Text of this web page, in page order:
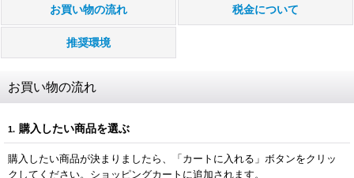
お買い物の流れ 税金について
推奨環境
お買い物の流れ
1. 購入したい商品を選ぶ
購入したい商品が決まりましたら、「カートに入れる」ボタンをクリッ
クしてください。ショッピングカートに追加されます。